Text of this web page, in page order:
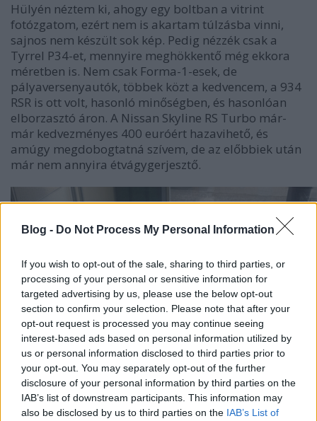
Blog - Do Not Process My Personal Information
If you wish to opt-out of the sale, sharing to third parties, or
processing of your personal or sensitive information for
targeted advertising by us, please use the below opt-out
section to confirm your selection. Please note that after your
opt-out request is processed you may continue seeing
interest-based ads based on personal information utilized by
us or personal information disclosed to third parties prior to
your opt-out. You may separately opt-out of the further
disclosure of your personal information by third parties on the
IAB’s list of downstream participants. This information may
also be disclosed by us to third parties on the IAB’s List of
Hülyén néztem ki, ahogy egy boltban a vitrint
fotózgatom, ezért nem is akartam túlzásba vinni,
sajnos nem készült sok kép. Pedig nézzék csak a
Tyrrel P34-et, mennyire meghökkentő még ekkora
méretben is. Nem csak Forma-1-esek, de
pályaversenyautók, többek közt a kedvencem, a 934
RSR is ott volt, hasonló minőségben, és hasonlóan
elborzasztó áron. A Nissan Skyline RS Turbo már-
már kedvezményes 400 euróért hazavihető, és
amúgy megdobogtatná szívem, de az előbbiek után
már nem annyira étvágygerjesztő.